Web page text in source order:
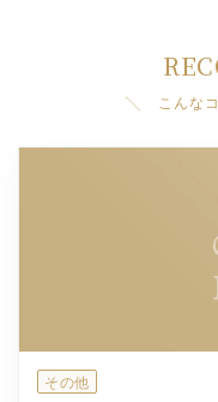
╲ こんなコ
その他